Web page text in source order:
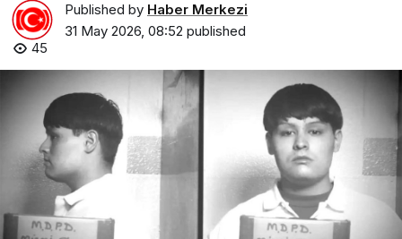
Published by Haber Merkezi
31 May 2026, 08:52 published
45